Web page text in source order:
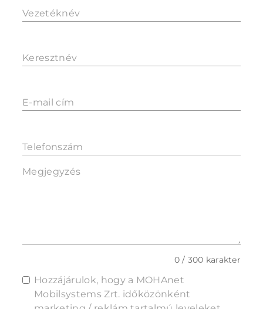
Vezetéknév
Keresztnév
E-mail cím
Telefonszám
Megjegyzés
0 / 300 karakter
Hozzájárulok, hogy a MOHAnet
Mobilsystems Zrt. időközönként